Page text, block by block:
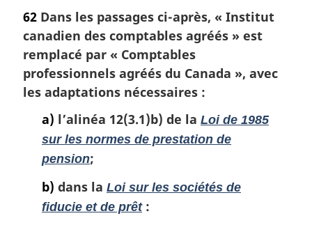
e
m
a
r
g
i
62 Dans les passages ci-après, « Institut
canadien des comptables agréés » est
remplacé par « Comptables
professionnels agréés du Canada », avec
les adaptations nécessaires :
a) l’alinéa 12(3.1)b) de la Loi de 1985
sur les normes de prestation de
pension;
b) dans la Loi sur les sociétés de
fiducie et de prêt: